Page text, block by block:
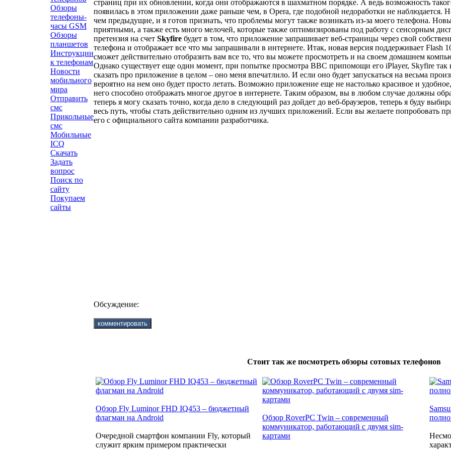
Обзоры
телефоны-
часы GSM
Обзоры
планшетов
Инструкции
к телефонам
Новости
мобильного
мира
Отправить
смс
Прикольные
смс
Мобильные
ICQ
Скачать
Задать
вопрос
Поиск по
сайту
Покупаем
сайты
страниц при их обновлении, когда они отображаются в шахматном порядке. А ведь возможность
появилась в этом приложении даже раньше чем, в Opera, где подобной недоработки не наблюдается.
чем предыдущие, и я готов признать, что проблемы могут также возникать из-за моего телефона.
приятными, а также есть много мелочей, которые также оптимизированы под работу с сенсорным
претензия на счет Skyfire будет в том, что приложение запрашивает веб-страницы через свой
телефона и отображает все что мы запрашивали в интернете. Итак, новая версия поддерживает
сможет действительно отобразить вам все то, что вы можете просмотреть и на своем домашнем
Однако существует еще один момент, при попытке просмотра BBC припомощи его iPlayer, Skyfire так
сказать про приложение в целом – оно меня впечатлило. И если оно будет запускаться на весьма
вероятно на нем оно будет просто летать. Возможно приложение еще не настолько красивое и
него способно отображать многое другое в интернете. Таким образом, вы в любом случае должны
теперь я могу сказать точно, когда дело в следующий раз дойдет до веб-браузеров, теперь я буду
весь путь, чтобы стать действительно одним из лучших приложений. Если вы желаете попробовать
его с официального сайта компании разработчика.
Обсуждение:
Стоит так же посмотреть обзоры сотовых телефонов
Обзор Fly Luminor FHD IQ453 – бюджетный
флагман на Android
Очередной смартфон компании Fly, который
служит ярким примером практически
Обзор RoverPC Twin – современный
коммуникатор, работающий с двумя sim-
картами